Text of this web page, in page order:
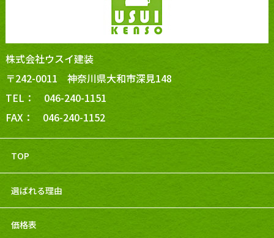
株式会社ウスイ建装
〒242-0011 神奈川県大和市深見148
TEL： 046-240-1151
FAX： 046-240-1152
TOP
選ばれる理由
価格表